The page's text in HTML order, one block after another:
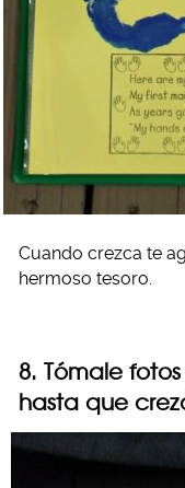
Cuando crezca te
hermoso tesoro.
8. Tómale
hasta que